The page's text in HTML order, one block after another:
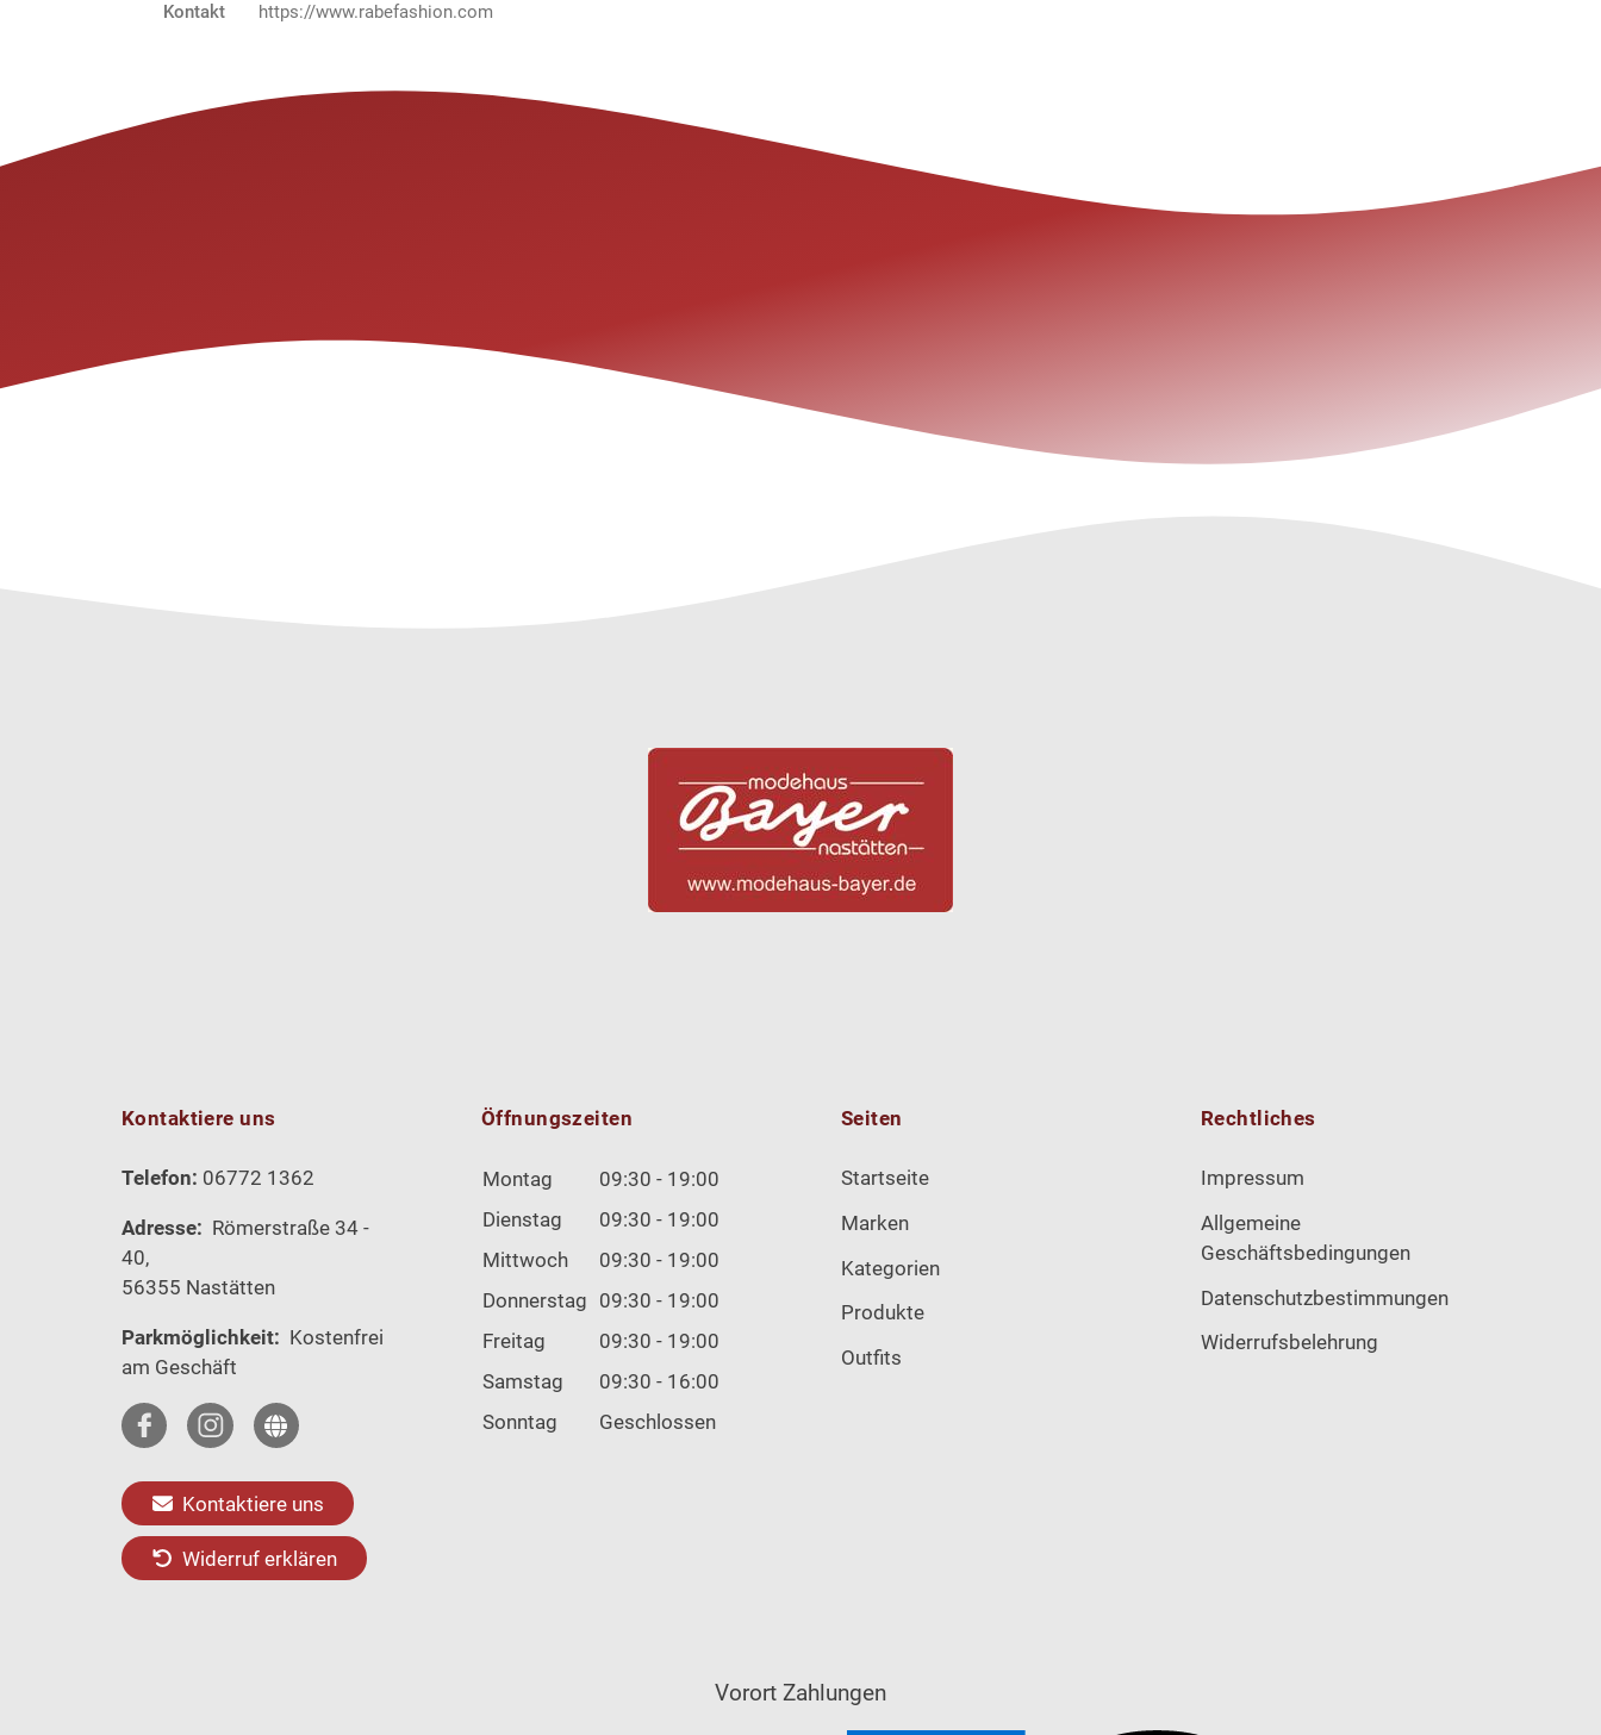
Kontakt
https://www.rabefashion.com
Kontaktiere uns
Telefon: 06772 1362
Adresse: Römerstraße 34 -
40,
56355 Nastätten
Parkmöglichkeit: Kostenfrei
am Geschäft
Kontaktiere uns
Widerruf erklären
Öffnungszeiten
Montag
09:30 - 19:00
Dienstag
09:30 - 19:00
Mittwoch
09:30 - 19:00
Donnerstag 09:30 - 19:00
Freitag
09:30 - 19:00
Samstag
09:30 - 16:00
Sonntag
Geschlossen
Seiten
Startseite
Marken
Kategorien
Produkte
Outfits
Rechtliches
Impressum
Allgemeine
Geschäftsbedingungen
Datenschutzbestimmungen
Widerrufsbelehrung
Vorort Zahlungen